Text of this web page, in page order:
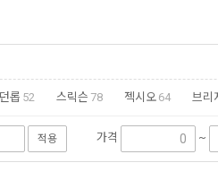
던롭 52 스릭슨 78 젝시오 64 브리
볼빅 290 빅야드 세인트나인 161
적용 가격 ~